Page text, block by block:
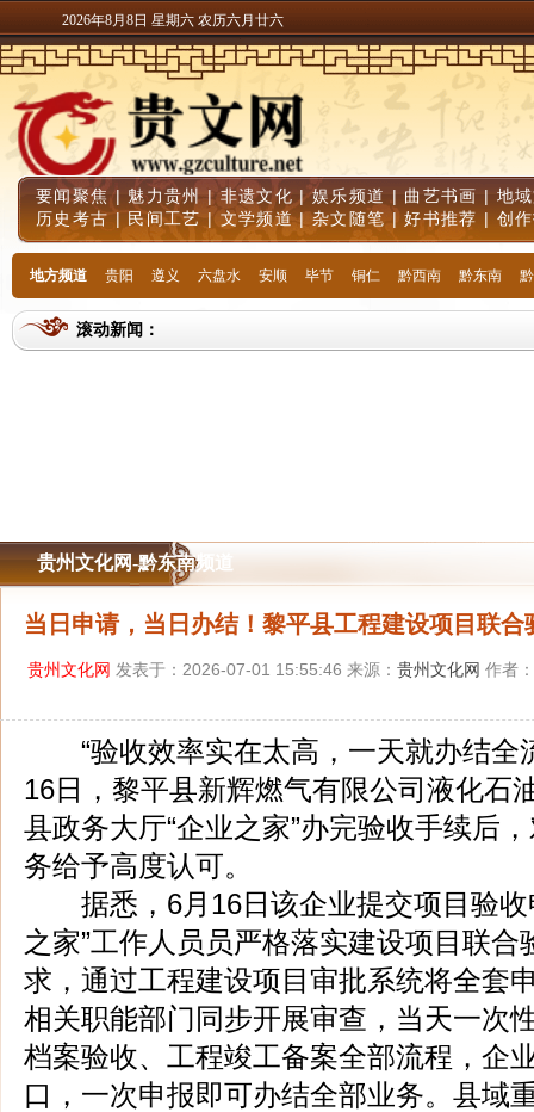
2026年8月8日 星期六 农历六月廿六
要闻聚焦| 魅力贵州|非遗文化 |娱乐频道 | 曲艺书画 | 地
历史考古 | 民间工艺 |文学频道|杂文随笔 |好书推荐 | 创
地方频道 贵阳 遵义 六盘水 安顺 毕节 铜仁 黔西南 黔东南
滚动新闻：
贵州文化网-黔东南频道
当日申请，当日办结！黎平县工程建设项目联
贵州文化网 发表于：2026-07-01 15:55:46 来源： 贵州文化网 作者
“验收效率实在太高，一天就办结全
16日，黎平县新辉燃气有限公司液化石
县政务大厅“企业之家”办完验收手续后
务给予高度认可。
据悉，6月16日该企业提交项目验收
之家”工作人员员严格落实建设项目联合
求，通过工程建设项目审批系统将全套
相关职能部门同步开展审查，当天一次
档案验收、工程竣工备案全部流程，企
口，一次申报即可办结全部业务。县域